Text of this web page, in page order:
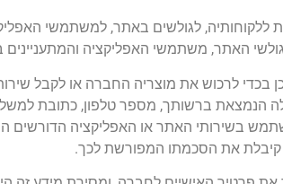
ללקוחותיה, לגולשים באתר, למשתמשי
האתר, משתמשי האפליקציה והמתעניינים
בכדי לרכוש את מוצריה החברה או לקבל
הנמצאת ברשותך, מספר טלפון, כתובת
בשירותי האתר או האפליקציה
את הסכמתו המפורשת לכך.